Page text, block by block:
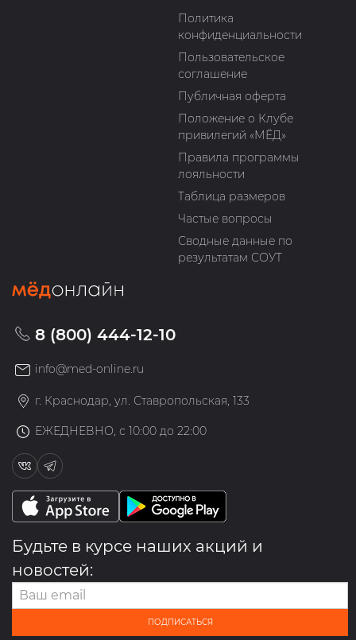
Политика
конфиденциальности
Пользовательское
соглашение
Публичная оферта
Положение о Клубе
привилегий «МЁД»
Правила программы
лояльности
Таблица размеров
Частые вопросы
Сводные данные по
результатам СОУТ
8 (800) 444-12-10
info@med-online.ru
г. Краснодар, ул. Ставропольская, 133
ЕЖЕДНЕВНО, с 10:00 до 22:00
Будьте в курсе наших акций и
новостей:
ПОДПИСАТЬСЯ